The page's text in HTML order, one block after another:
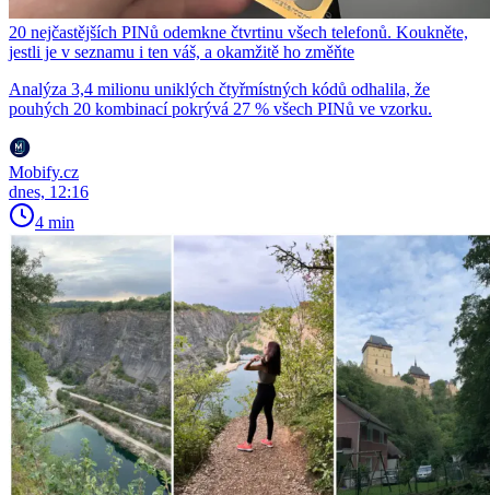
20 nejčastějších PINů odemkne čtvrtinu všech telefonů. Koukněte,
jestli je v seznamu i ten váš, a okamžitě ho změňte
Analýza 3,4 milionu uniklých čtyřmístných kódů odhalila, že
pouhých 20 kombinací pokrývá 27 % všech PINů ve vzorku.
Mobify.cz
dnes, 12:16
4 min